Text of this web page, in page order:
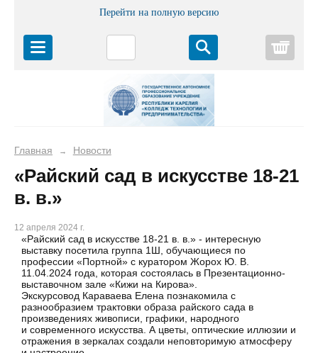
Перейти на полную версию
Главная → Новости
«Райский сад в искусстве 18-21
в. в.»
12 апреля 2024 г.
«Райский сад в искусстве 18-21 в. в.» - интересную
выставку посетила группа 1Ш, обучающиеся по
профессии «Портной» с куратором Жорох Ю. В.
11.04.2024 года, которая состоялась в Презентационно-
выставочном зале «Кижи на Кирова».
Экскурсовод Караваева Елена познакомила с
разнообразием трактовки образа райского сада в
произведениях живописи, графики, народного
и современного искусства. А цветы, оптические иллюзии и
отражения в зеркалах создали неповторимую атмосферу